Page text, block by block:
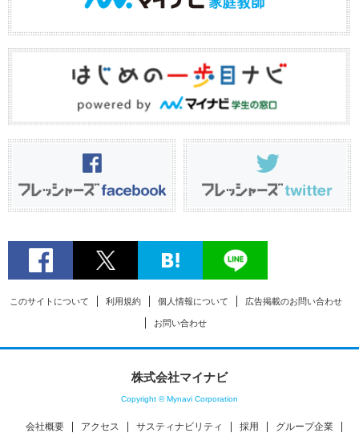
このサイトについて 利用規約 個人情報について 広告掲載のお問い合わせ
お問い合わせ
株式会社マイナビ
Copyright © Mynavi Corporation
会社概要 アクセス サスティナビリティ 採用 グループ企業